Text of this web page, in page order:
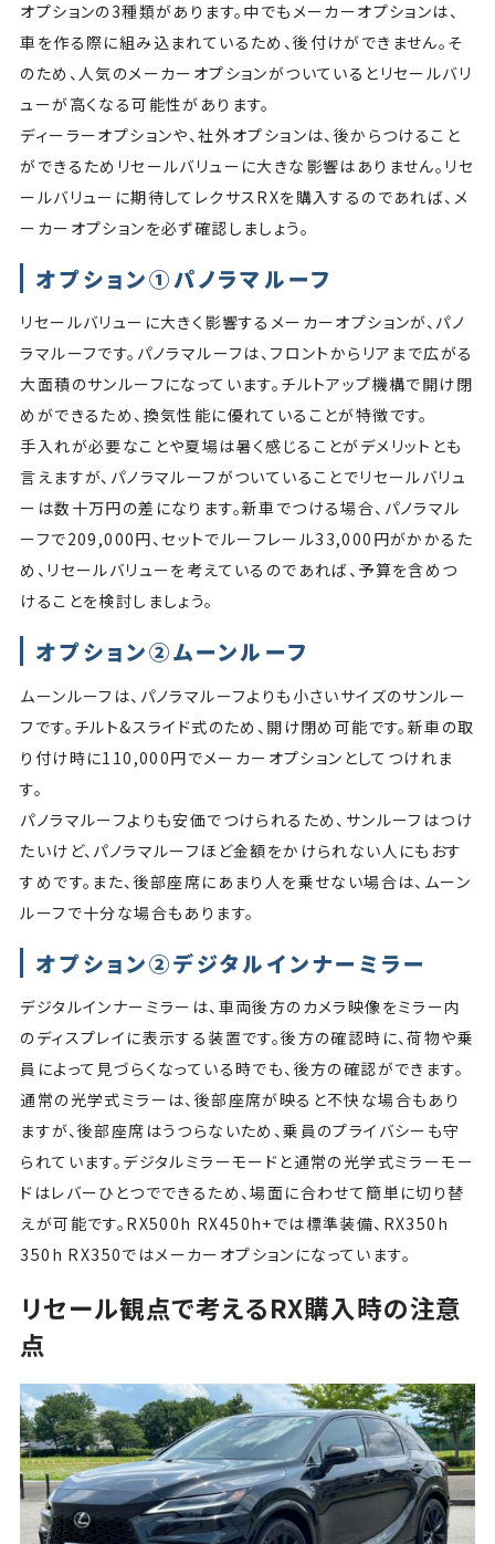
オプションの3種類があります。中でもメーカーオプションは、
車を作る際に組み込まれているため、後付けができません。そ
のため、人気のメーカーオプションがついているとリセールバリ
ューが高くなる可能性があります。
ディーラーオプションや、社外オプションは、後からつけること
ができるためリセールバリューに大きな影響はありません。リセ
ールバリューに期待してレクサスRXを購入するのであれば、メ
ーカーオプションを必ず確認しましょう。
オプション①パノラマルーフ
リセールバリューに大きく影響するメーカーオプションが、パノ
ラマルーフです。パノラマルーフは、フロントからリアまで広がる
大面積のサンルーフになっています。チルトアップ機構で開け閉
めができるため、換気性能に優れていることが特徴です。
手入れが必要なことや夏場は暑く感じることがデメリットとも
言えますが、パノラマルーフがついていることでリセールバリュ
ーは数十万円の差になります。新車でつける場合、パノラマル
ーフで209,000円、セットでルーフレール33,000円がかかるた
め、リセールバリューを考えているのであれば、予算を含めつ
けることを検討しましょう。
オプション②ムーンルーフ
ムーンルーフは、パノラマルーフよりも小さいサイズのサンルー
フです。チルト&スライド式のため、開け閉め可能です。新車の取
り付け時に110,000円でメーカーオプションとしてつけれま
す。
パノラマルーフよりも安価でつけられるため、サンルーフはつけ
たいけど、パノラマルーフほど金額をかけられない人にもおす
すめです。また、後部座席にあまり人を乗せない場合は、ムーン
ルーフで十分な場合もあります。
オプション②デジタルインナーミラー
デジタルインナーミラーは、車両後方のカメラ映像をミラー内
のディスプレイに表示する装置です。後方の確認時に、荷物や乗
員によって見づらくなっている時でも、後方の確認ができます。
通常の光学式ミラーは、後部座席が映ると不快な場合もあり
ますが、後部座席はうつらないため、乗員のプライバシーも守
られています。デジタルミラーモードと通常の光学式ミラーモー
ドはレバーひとつでできるため、場面に合わせて簡単に切り替
えが可能です。RX500h RX450h+では標準装備、RX350h
350h RX350ではメーカーオプションになっています。
リセール観点で考えるRX購入時の注意
点